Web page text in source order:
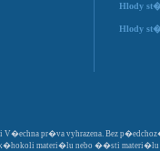
Hlody
Hlody
V�echna pr�va vyhrazena. Bez
materi�lu nebo ��sti